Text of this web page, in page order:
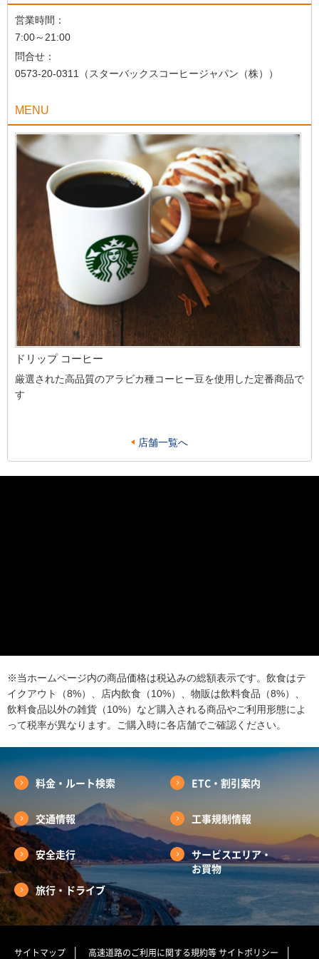
営業時間：
7:00～21:00
問合せ：
0573-20-0311（スターバックスコーヒージャパン（株））
MENU
ドリップ コーヒー
厳選された高品質のアラビカ種コーヒー豆を使用した定番商品で
す
店舗一覧へ
※当ホームページ内の商品価格は税込みの総額表示です。飲食はテ
イクアウト（8%）、店内飲食（10%）、物販は飲料食品（8%）、
飲料食品以外の雑貨（10%）など購入される商品やご利用形態によ
って税率が異なります。ご購入時に各店舗でご確認ください。
料金・ルート検索 ETC・割引案内
交通情報 工事規制情報
安全走行
サービスエリア・
お買物
旅行・ドライブ
サイトマップ 高速道路のご利用に関する規約等サイトポリシー